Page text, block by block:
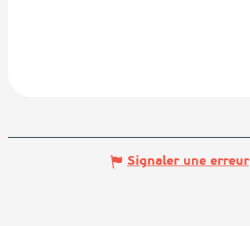
Signaler une erreur